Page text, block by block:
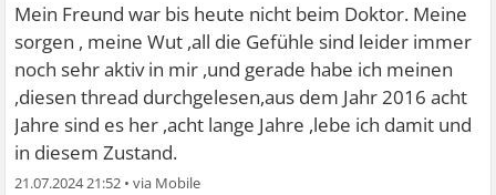
Mein Freund war bis heute nicht beim Doktor. Meine
sorgen , meine Wut ,all die Gefühle sind leider immer
noch sehr aktiv in mir ,und gerade habe ich meinen
,diesen thread durchgelesen,aus dem Jahr 2016 acht
Jahre sind es her ,acht lange Jahre ,lebe ich damit und
in diesem Zustand.
21.07.2024 21:52 •